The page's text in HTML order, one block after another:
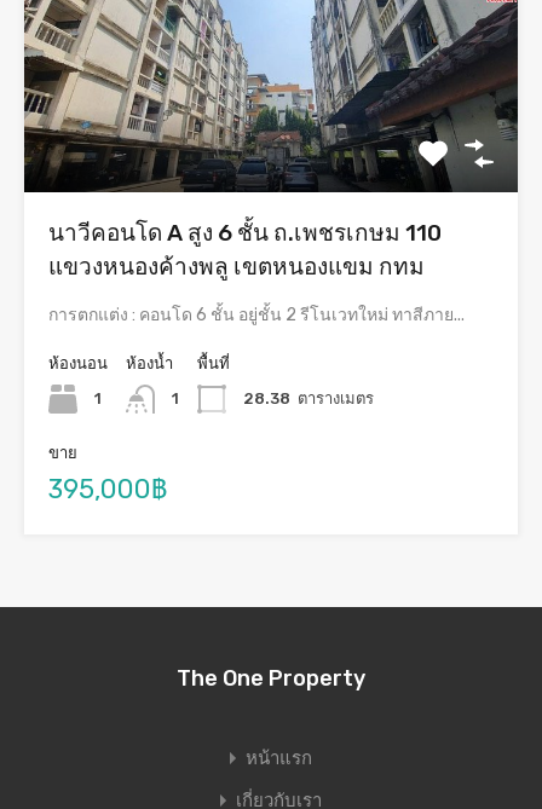
นาวีคอนโด A สูง 6 ชั้น ถ.เพชรเกษม 110
แขวงหนองค้างพลู เขตหนองแขม กทม
การตกแต่ง : คอนโด 6 ชั้น อยู่ชั้น 2 รีโนเวทใหม่ ทาสีภาย...
ห้องนอน
1
ห้องน้ำ
1
พื้นที่
28.38 ตารางเมตร
ขาย
395,000฿
The One Property
หน้าแรก
เกี่ยวกับเรา